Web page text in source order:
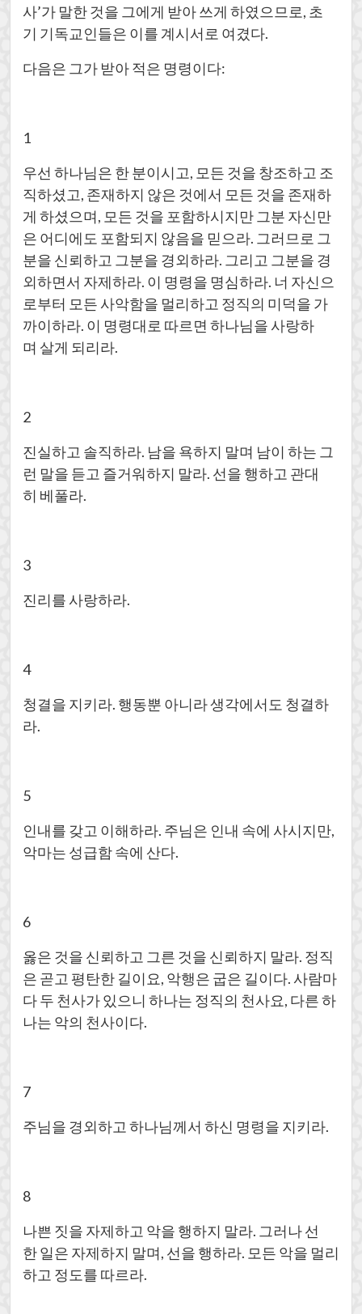
사’가 말한 것을 그에게 받아 쓰게 하였으므로, 초
기 기독교인들은 이를 계시서로 여겼다.
다음은 그가 받아 적은 명령이다:
1
우선 하나님은 한 분이시고, 모든 것을 창조하고 조
직하셨고, 존재하지 않은 것에서 모든 것을 존재하
게 하셨으며, 모든 것을 포함하시지만 그분 자신만
은 어디에도 포함되지 않음을 믿으라. 그러므로 그
분을 신뢰하고 그분을 경외하라. 그리고 그분을 경
외하면서 자제하라. 이 명령을 명심하라. 너 자신으
로부터 모든 사악함을 멀리하고 정직의 미덕을 가
까이하라. 이 명령대로 따르면 하나님을 사랑하
며 살게 되리라.
2
진실하고 솔직하라. 남을 욕하지 말며 남이 하는 그
런 말을 듣고 즐거워하지 말라. 선을 행하고 관대
히 베풀라.
3
진리를 사랑하라.
4
청결을 지키라. 행동뿐 아니라 생각에서도 청결하
라.
5
인내를 갖고 이해하라. 주님은 인내 속에 사시지만,
악마는 성급함 속에 산다.
6
옳은 것을 신뢰하고 그른 것을 신뢰하지 말라. 정직
은 곧고 평탄한 길이요, 악행은 굽은 길이다. 사람마
다 두 천사가 있으니 하나는 정직의 천사요, 다른 하
나는 악의 천사이다.
7
주님을 경외하고 하나님께서 하신 명령을 지키라.
8
나쁜 짓을 자제하고 악을 행하지 말라. 그러나 선
한 일은 자제하지 말며, 선을 행하라. 모든 악을 멀리
하고 정도를 따르라.